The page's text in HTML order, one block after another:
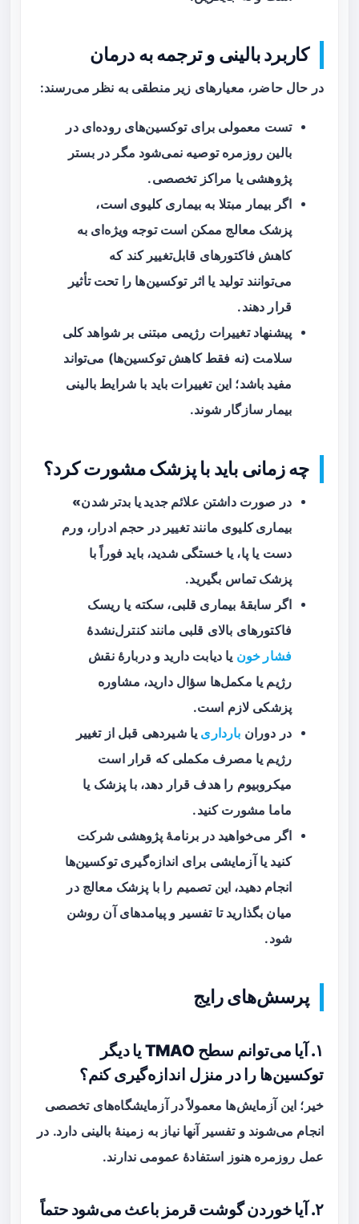
کاربرد بالینی و ترجمه به درمان
در حال حاضر، معیارهای زیر منطقی به نظر می‌رسند:
تست معمولی برای توکسین‌های روده‌ای در
بالین روزمره توصیه نمی‌شود مگر در بستر
پژوهشی یا مراکز تخصصی.
اگر بیمار مبتلا به بیماری کلیوی است،
پزشک معالج ممکن است توجه ویژه‌ای به
کاهش فاکتورهای قابل‌تغییر کند که
می‌توانند تولید یا اثر توکسین‌ها را تحت تأثیر
قرار دهند.
پیشنهاد تغییرات رژیمی مبتنی بر شواهد کلی
سلامت (نه فقط کاهش توکسین‌ها) می‌تواند
مفید باشد؛ این تغییرات باید با شرایط بالینی
بیمار سازگار شوند.
چه زمانی باید با پزشک مشورت کرد؟
در صورت داشتن علائم جدید یا بدتر شدن»
بیماری کلیوی مانند تغییر در حجم ادرار، ورم
دست یا پا، یا خستگی شدید، باید فوراً با
پزشک تماس بگیرید.
اگر سابقهٔ بیماری قلبی، سکته یا ریسک
فاکتورهای بالای قلبی مانند کنترل‌نشدهٔ
فشار خون یا دیابت دارید و دربارهٔ نقش
رژیم یا مکمل‌ها سؤال دارید، مشاوره
پزشکی لازم است.
در دوران بارداری یا شیردهی قبل از تغییر
رژیم یا مصرف مکملی که قرار است
میکروبیوم را هدف قرار دهد، با پزشک یا
ماما مشورت کنید.
اگر می‌خواهید در برنامهٔ پژوهشی شرکت
کنید یا آزمایشی برای اندازه‌گیری توکسین‌ها
انجام دهید، این تصمیم را با پزشک معالج در
میان بگذارید تا تفسیر و پیامدهای آن روشن
شود.
پرسش‌های رایج
۱. آیا می‌توانم سطح TMAO یا دیگر
توکسین‌ها را در منزل اندازه‌گیری کنم؟
خیر؛ این آزمایش‌ها معمولاً در آزمایشگاه‌های تخصصی
انجام می‌شوند و تفسیر آنها نیاز به زمینهٔ بالینی دارد. در
عمل روزمره هنوز استفادهٔ عمومی ندارند.
۲. آیا خوردن گوشت قرمز باعث می‌شود حتماً